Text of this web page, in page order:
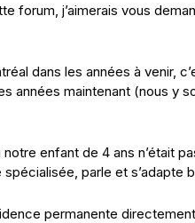
forum, j’aimerais vous
dans les années à venir,
années maintenant (nous y
enfant de 4 ans n’était
parle et s’adapte
permanente